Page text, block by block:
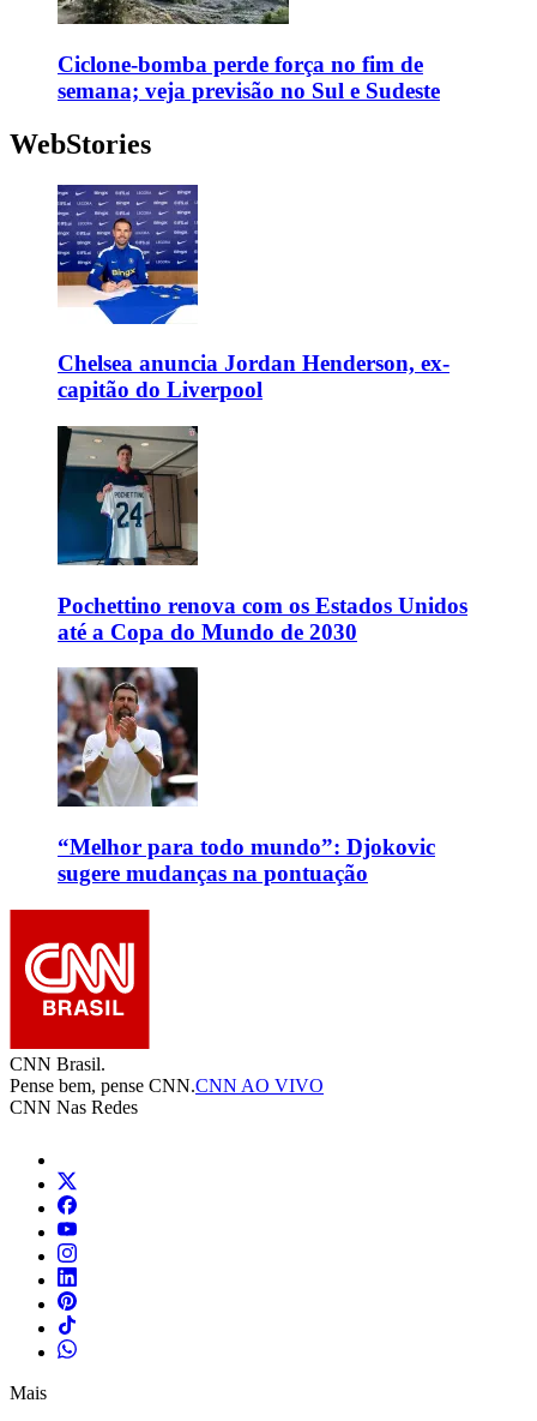
Ciclone-bomba perde força no fim de
semana; veja previsão no Sul e Sudeste
WebStories
Chelsea anuncia Jordan Henderson, ex-
capitão do Liverpool
Pochettino renova com os Estados Unidos
até a Copa do Mundo de 2030
“Melhor para todo mundo”: Djokovic
sugere mudanças na pontuação
CNN Brasil.
Pense bem, pense CNN.CNN AO VIVO
CNN Nas Redes
Mais